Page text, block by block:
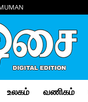
உலகம் வணிகம்